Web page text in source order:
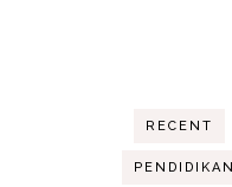
RECENT
PENDIDIKAN